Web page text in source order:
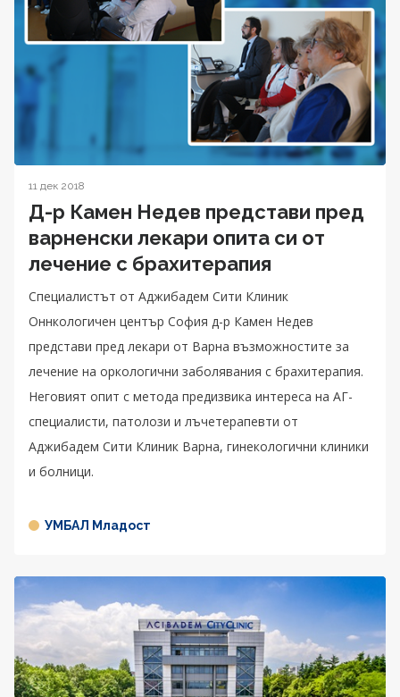
11 дек 2018
Д-р Камен Недев представи пред
варненски лекари опита си от
лечение с брахитерапия
Специалистът от Аджибадем Сити Клиник
Оннкологичен център София д-р Камен Недев
представи пред лекари от Варна възможностите за
лечение на оркологични заболявания с брахитерапия.
Неговият опит с метода предизвика интереса на АГ-
специалисти, патолози и лъчетерапевти от
Аджибадем Сити Клиник Варна, гинекологични клиники
и болници.
УМБАЛ Младост